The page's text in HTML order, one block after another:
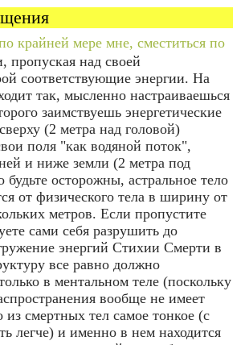
крайней мере мне, сместиться по
пропуская над своей
соответствующие энергии. На
так, мысленно настраиваешься
заимствуешь энергетические
(2 метра над головой)
поля "как водяной поток",
и ниже земли (2 метра под
будьте осторожны, астральное тело
от физического тела в ширину от
метров. Если пропустите
сами себя разрушить до
энергий Стихии Смерти в
все равно должно
в ментальном теле (поскольку
вообще не имеет
смертных тел самое тонкое (с
легче) и именно в нем находится